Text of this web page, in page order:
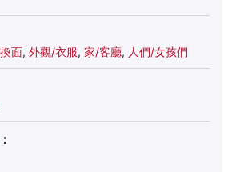
面, 外觀/衣服, 家/客廳, 人們/女孩們